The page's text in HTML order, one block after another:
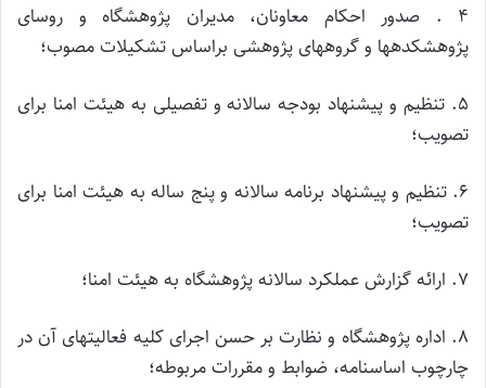
۴ . صدور احکام معاونان، مدیران پژوهشگاه و روسای
پژوهشکده­ها و گروه­های پژوهشی براساس تشکیلات مصوب؛
۵. تنظیم و پیشنهاد بودجه سالانه و تفصیلی به هیئت امنا برای
تصویب؛
۶. تنظیم و پیشنهاد برنامه سالانه و پنج ساله به هیئت امنا برای
تصویب؛
۷. ارائه گزارش عملکرد سالانه پژوهشگاه به هیئت امنا؛
۸. اداره پژوهشگاه و نظارت بر حسن اجرای کلیه فعالیت­های آن در
چارچوب اساسنامه، ضوابط و مقررات مربوطه؛